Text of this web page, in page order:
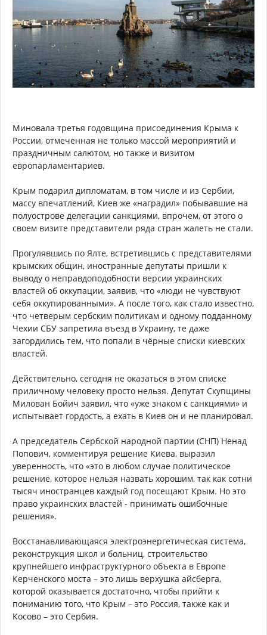
Миновала третья годовщина присоединения Крыма к
России, отмеченная не только массой мероприятий и
праздничным салютом, но также и визитом
европарламентариев.
Крым подарил дипломатам, в том числе и из Сербии,
массу впечатлений, Киев же «наградил» побывавшие на
полуострове делегации санкциями, впрочем, от этого о
своем визите представители ряда стран жалеть не стали.
Прогулявшись по Ялте, встретившись с представителями
крымских общин, иностранные депутаты пришли к
выводу о неправдоподобности версии украинских
властей об оккупации, заявив, что «люди не чувствуют
себя оккупированными». А после того, как стало известно,
что четверым сербским политикам и одному подданному
Чехии СБУ запретила въезд в Украину, те даже
загордились тем, что попали в чёрные списки киевских
властей.
Действительно, сегодня не оказаться в этом списке
приличному человеку просто нельзя. Депутат Скупщины
Милован Бойич заявил, что «уже знаком с санкциями» и
испытывает гордость, а ехать в Киев он и не планировал.
А председатель Сербской народной партии (СНП) Ненад
Попович, комментируя решение Киева, выразил
уверенность, что «это в любом случае политическое
решение, которое нельзя назвать хорошим, так как сотни
тысяч иностранцев каждый год посещают Крым. Но это
право украинских властей - принимать ошибочные
решения».
Восстанавливающаяся электроэнергетическая система,
реконструкция школ и больниц, строительство
крупнейшего инфраструктурного объекта в Европе
Керченского моста – это лишь верхушка айсберга,
которой оказывается достаточно, чтобы прийти к
пониманию того, что Крым – это Россия, также как и
Косово – это Сербия.